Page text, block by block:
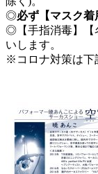
◎必ず【マスク着
◎【手指消毒】【
いします。
※コロナ対策は下